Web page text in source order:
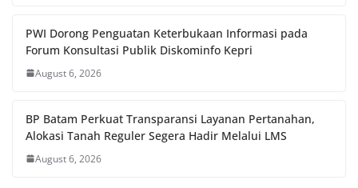
PWI Dorong Penguatan Keterbukaan Informasi pada
Forum Konsultasi Publik Diskominfo Kepri
August 6, 2026
BP Batam Perkuat Transparansi Layanan Pertanahan,
Alokasi Tanah Reguler Segera Hadir Melalui LMS
August 6, 2026